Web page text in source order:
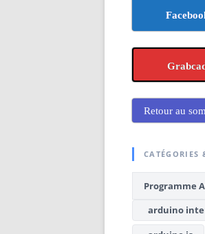
Retour au
CATÉGORIES
Programme
arduino